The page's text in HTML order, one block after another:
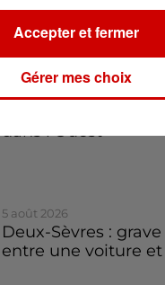
Chirac cambriolé
troisième fois...
5 août 2026
Deux-Sèvres :
entre une voiture
Gérer mes choix
Accepter et fermer